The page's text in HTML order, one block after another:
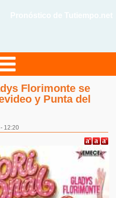
Florimonte se
y Punta del
12:20